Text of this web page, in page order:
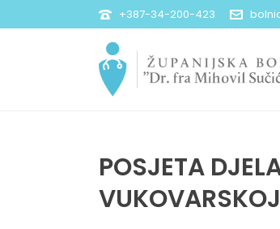
+387-34-200-423
POSJETA